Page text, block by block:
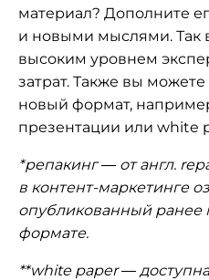
материал? Дополните
и новыми мыслями. Так
высоким уровнем
затрат. Также вы можете
новый формат,
презентации или white
*репакинг — от англ.
в контент-маркетинге
опубликованный ранее
формате.
**white paper —